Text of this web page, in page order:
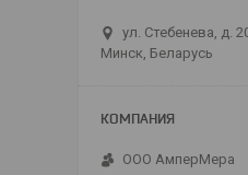
ул. Стебенева, д.
Минск, Беларусь
ООО АмперМера